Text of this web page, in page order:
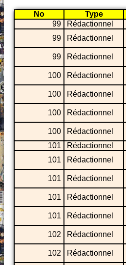
No Type
99
Rédactionnel
99
Rédactionnel
99 Rédactionnel
100 Rédactionnel
100 Rédactionnel
100 Rédactionnel
100 Rédactionnel
101
Rédactionnel
101
Rédactionnel
101 Rédactionnel
101 Rédactionnel
101 Rédactionnel
102 Rédactionnel
102 Rédactionnel